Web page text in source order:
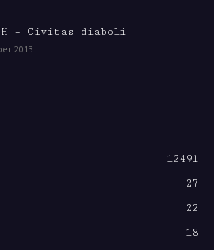
– Civitas diaboli
2013
12491
27
22
18